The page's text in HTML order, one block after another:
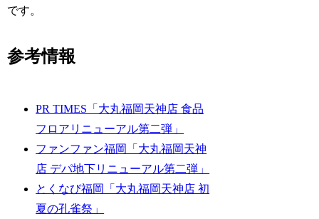
です。
参考情報
PR TIMES「大丸福岡天神店 食品
フロアリニューアル第二弾」
ファンファン福岡「大丸福岡天神
店 デパ地下リニューアル第二弾」
とくなび福岡「大丸福岡天神店 初
夏の孔雀祭」